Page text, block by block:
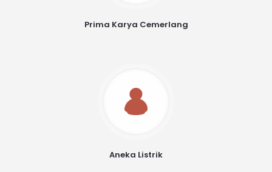
Prima Karya Cemerlang
Aneka Listrik